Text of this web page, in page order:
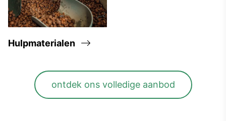
Hulpmaterialen
ontdek ons volledige aanbod